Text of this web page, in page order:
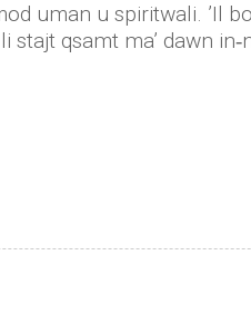
uman u spiritwali. ’Il
qsamt ma’ dawn